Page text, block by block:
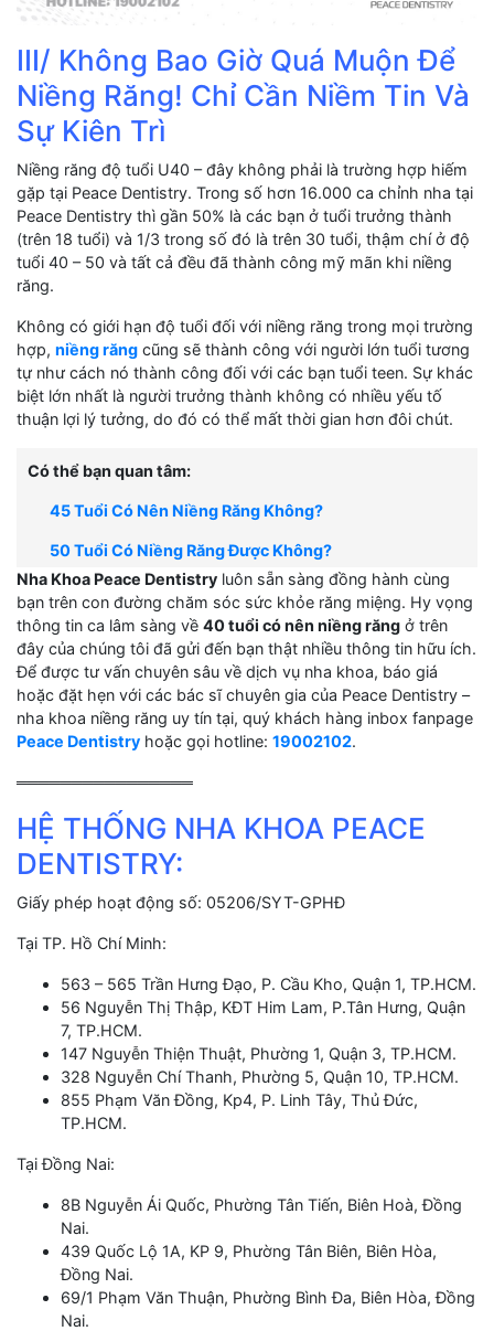
III/ Không Bao Giờ Quá Muộn Để
Niềng Răng! Chỉ Cần Niềm Tin Và
Sự Kiên Trì
Niềng răng độ tuổi U40 – đây không phải là trường hợp hiếm
gặp tại Peace Dentistry. Trong số hơn 16.000 ca chỉnh nha tại
Peace Dentistry thì gần 50% là các bạn ở tuổi trưởng thành
(trên 18 tuổi) và 1/3 trong số đó là trên 30 tuổi, thậm chí ở độ
tuổi 40 – 50 và tất cả đều đã thành công mỹ mãn khi niềng
răng.
Không có giới hạn độ tuổi đối với niềng răng trong mọi trường
hợp, niềng răng cũng sẽ thành công với người lớn tuổi tương
tự như cách nó thành công đối với các bạn tuổi teen. Sự khác
biệt lớn nhất là người trưởng thành không có nhiều yếu tố
thuận lợi lý tưởng, do đó có thể mất thời gian hơn đôi chút.
Có thể bạn quan tâm:
45 Tuổi Có Nên Niềng Răng Không?
50 Tuổi Có Niềng Răng Được Không?
Nha Khoa Peace Dentistry luôn sẵn sàng đồng hành cùng
bạn trên con đường chăm sóc sức khỏe răng miệng. Hy vọng
thông tin ca lâm sàng về 40 tuổi có nên niềng răng ở trên
đây của chúng tôi đã gửi đến bạn thật nhiều thông tin hữu ích.
Để được tư vấn chuyên sâu về dịch vụ nha khoa, báo giá
hoặc đặt hẹn với các bác sĩ chuyên gia của Peace Dentistry –
nha khoa niềng răng uy tín tại, quý khách hàng inbox fanpage
Peace Dentistry hoặc gọi hotline: 19002102.
════════════════
HỆ THỐNG NHA KHOA PEACE
DENTISTRY:
Giấy phép hoạt động số: 05206/SYT-GPHĐ
Tại TP. Hồ Chí Minh:
563 – 565 Trần Hưng Đạo, P. Cầu Kho, Quận 1, TP.HCM.
56 Nguyễn Thị Thập, KĐT Him Lam, P.Tân Hưng, Quận
7, TP.HCM.
147 Nguyễn Thiện Thuật, Phường 1, Quận 3, TP.HCM.
328 Nguyễn Chí Thanh, Phường 5, Quận 10, TP.HCM.
855 Phạm Văn Đồng, Kp4, P. Linh Tây, Thủ Đức,
TP.HCM.
Tại Đồng Nai:
8B Nguyễn Ái Quốc, Phường Tân Tiến, Biên Hoà, Đồng
Nai.
439 Quốc Lộ 1A, KP 9, Phường Tân Biên, Biên Hòa,
Đồng Nai.
69/1 Phạm Văn Thuận, Phường Bình Đa, Biên Hòa, Đồng
Nai.